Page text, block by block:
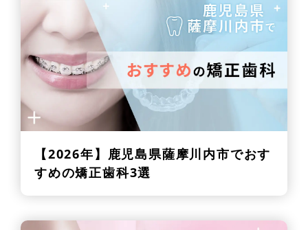
【2026年】 鹿児島県薩摩川内市でおす
すめの矯正歯科3選